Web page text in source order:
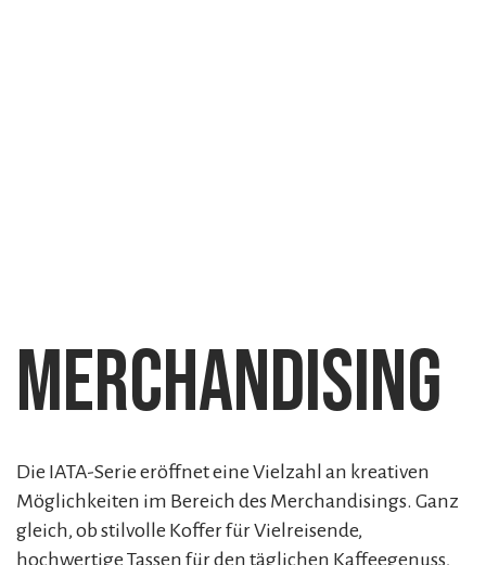
Merchandising
Die IATA-Serie eröffnet eine Vielzahl an kreativen
Möglichkeiten im Bereich des Merchandisings. Ganz
gleich, ob stilvolle Koffer für Vielreisende,
hochwertige Tassen für den täglichen Kaffeegenuss,